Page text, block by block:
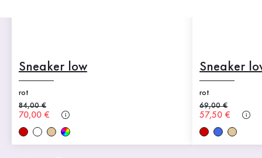
Sneaker low
rot
Alter Preis
84,00 €
Neuer Preis
70,00 €
Sneaker
rot
Alter Preis
69,00 €
Neuer Preis
57,50 €